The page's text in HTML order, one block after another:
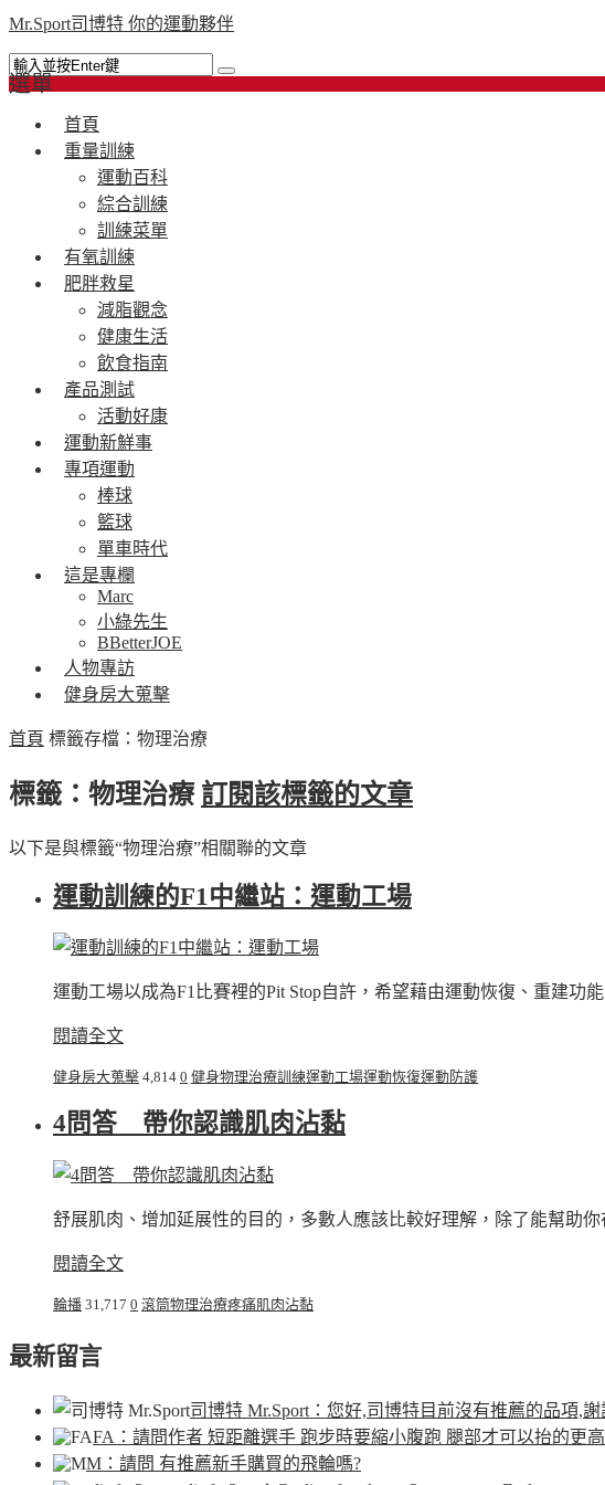
Mr.Sport司博特 你的運動夥伴
選單
首頁
重量訓練
運動百科
綜合訓練
訓練菜單
有氧訓練
肥胖救星
減脂觀念
健康生活
飲食指南
產品測試
活動好康
運動新鮮事
專項運動
棒球
籃球
單車時代
這是專欄
Marc
小綠先生
BBetterJOE
人物專訪
健身房大蒐擊
首頁 標籤存檔：物理治療
標籤：物理治療 訂閱該標籤的文章
以下是與標籤“物理治療”相關聯的文章
運動訓練的F1中繼站：運動工場
運動工場以成為F1比賽裡的Pit Stop自許，希望藉由運動恢復、重建
閱讀全文
健身房大蒐擊 4,814 0 健身物理治療訓練運動工場運動恢復運動防護
4問答 帶你認識肌肉沾黏
舒展肌肉、增加延展性的目的，多數人應該比較好理解，除了能幫助
閱讀全文
輪播 31,717 0 滾筒物理治療疼痛肌肉沾黏
最新留言
司博特 Mr.Sport ：您好,司博特目前沒有推薦的品項,謝
FA ：請問作者 短距離選手 跑步時要縮小腹跑 腿部才可以抬的更高
M ：請問 有推薦新手購買的飛輪嗎?